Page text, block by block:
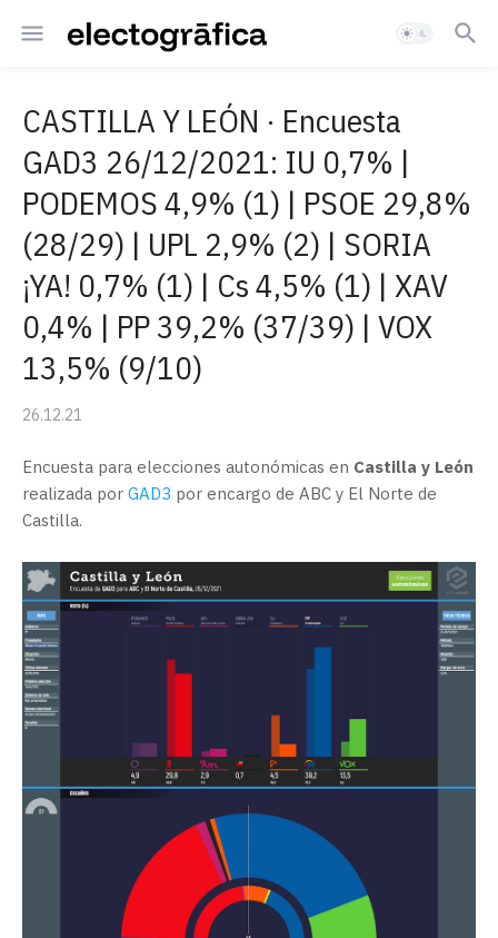
CASTILLA Y LEÓN · Encuesta
GAD3 26/12/2021: IU 0,7% |
PODEMOS 4,9% (1) | PSOE 29,8%
(28/29) | UPL 2,9% (2) | SORIA
¡YA! 0,7% (1) | Cs 4,5% (1) | XAV
0,4% | PP 39,2% (37/39) | VOX
13,5% (9/10)
26.12.21
Encuesta para elecciones autonómicas en Castilla y León
realizada por GAD3 por encargo de ABC y El Norte de
Castilla.